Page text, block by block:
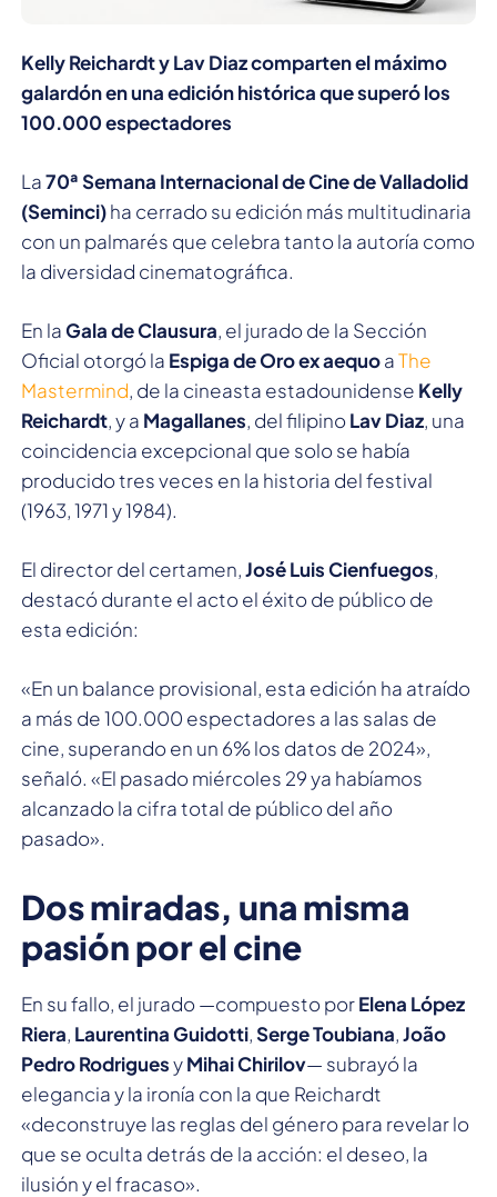
Kelly Reichardt y Lav Diaz comparten el máximo
galardón en una edición histórica que superó los
100.000 espectadores
La70ª Semana Internacional de Cine de Valladolid
(Seminci)ha cerrado su edición más multitudinaria
con un palmarés que celebra tanto la autoría como
la diversidad cinematográfica.
En laGala de Clausura, el jurado de la Sección
Oficial otorgó la Espiga de Oro ex aequoaThe
Mastermind, de la cineasta estadounidense Kelly
Reichardt, y a Magallanes, del filipinoLav Diaz, una
coincidencia excepcional que solo se había
producido tres veces en la historia del festival
(1963, 1971 y 1984).
El director del certamen,José Luis Cienfuegos,
destacó durante el acto el éxito de público de
esta edición:
«En un balance provisional, esta edición ha atraído
a más de 100.000 espectadores a las salas de
cine, superando en un 6% los datos de 2024»,
señaló. «El pasado miércoles 29 ya habíamos
alcanzado la cifra total de público del año
pasado».
Dos miradas, una misma
pasión por el cine
En su fallo, el jurado —compuesto porElena López
Riera, Laurentina Guidotti,Serge Toubiana,João
Pedro RodriguesyMihai Chirilov— subrayó la
elegancia y la ironía con la que Reichardt
«deconstruye las reglas del género para revelar lo
que se oculta detrás de la acción: el deseo, la
ilusión y el fracaso».